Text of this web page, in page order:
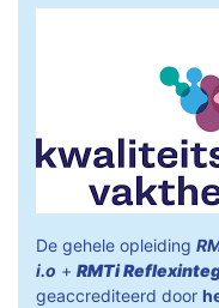
De gehele opleiding
i.o + RMTi
geaccrediteerd door